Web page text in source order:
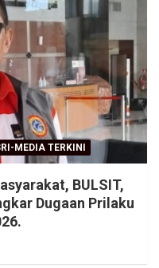
MEDIA TERKINI
BULSIT,
Dugaan Prilaku